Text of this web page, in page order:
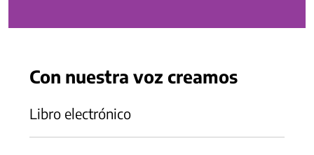
Con nuestra voz creamos
Libro electrónico